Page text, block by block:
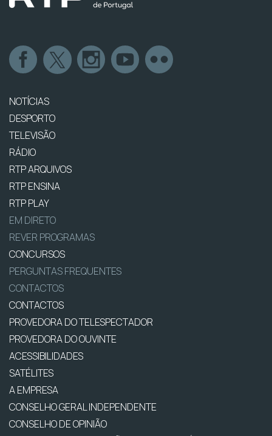
NOTÍCIAS
DESPORTO
TELEVISÃO
RÁDIO
RTP ARQUIVOS
RTP ENSINA
RTP PLAY
EM DIRETO
REVER PROGRAMAS
CONCURSOS
PERGUNTAS FREQUENTES
CONTACTOS
CONTACTOS
PROVEDORA DO TELESPECTADOR
PROVEDORA DO OUVINTE
ACESSIBILIDADES
SATÉLITES
A EMPRESA
CONSELHO GERAL INDEPENDENTE
CONSELHO DE OPINIÃO